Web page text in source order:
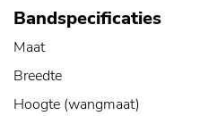
Bandspecificaties
Maat
Breedte
Hoogte (wangmaat)